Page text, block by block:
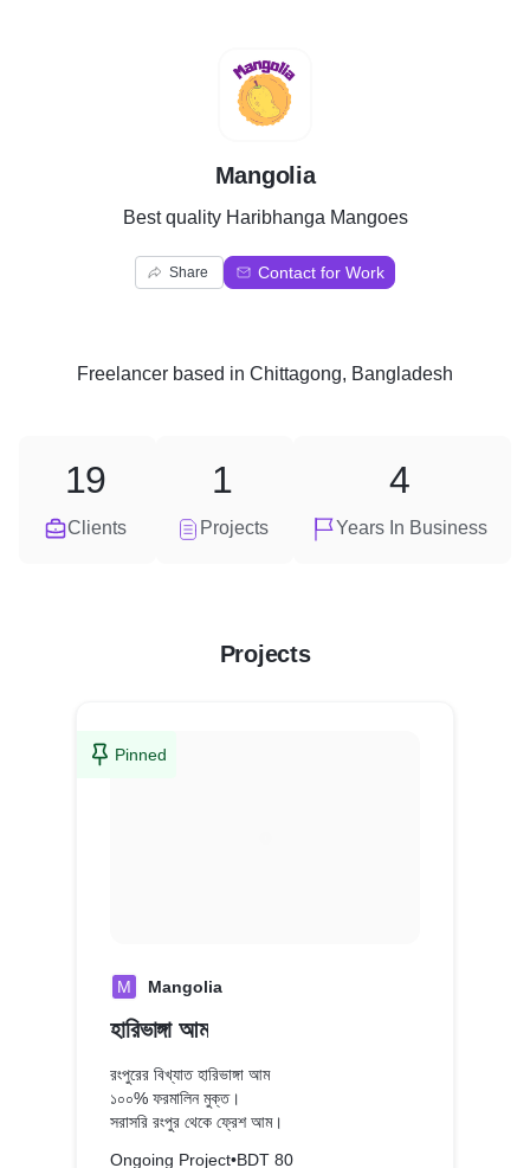
M
Mangolia
Best quality Haribhanga Mangoes
Share Contact for Work
Freelancer based in Chittagong, Bangladesh
Clients
19
Projects
1
Years In Business
4
Projects
Pinned
M Mangolia
হারিভাঙ্গা আম
রংপুরের বিখ্যাত হারিভাঙ্গা আম
১০০% ফরমালিন মুক্ত।
সরাসরি রংপুর থেকে ফ্রেশ আম।
Ongoing Project•BDT 80